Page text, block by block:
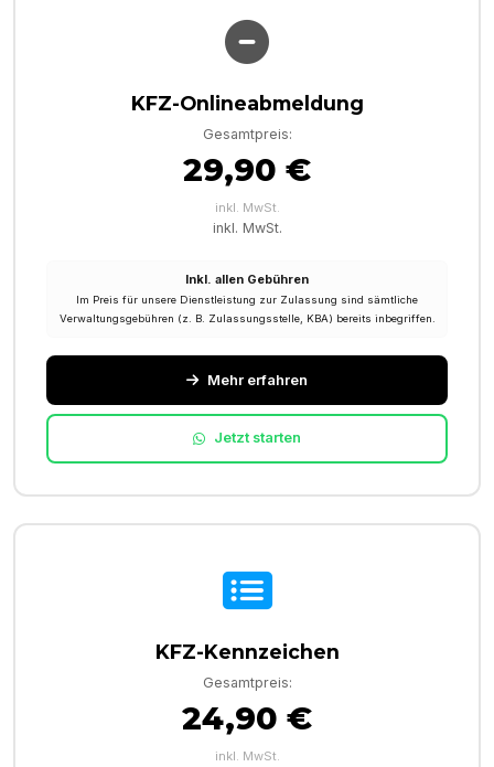
KFZ-Onlineabmeldung
Gesamtpreis:
29,90 €
inkl. MwSt.
inkl. MwSt.
Inkl. allen Gebühren
Im Preis für unsere Dienstleistung zur Zulassung sind sämtliche
Verwaltungsgebühren (z. B. Zulassungsstelle, KBA) bereits inbegriffen.
Mehr erfahren
Jetzt starten
KFZ-Kennzeichen
Gesamtpreis:
24,90 €
inkl. MwSt.